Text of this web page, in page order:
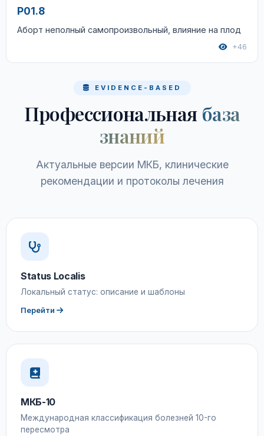
P01.8
Аборт неполный самопроизвольный, влияние на плод
+46
EVIDENCE-BASED
Профессиональная база
знаний
Актуальные версии МКБ, клинические
рекомендации и протоколы лечения
Status Localis
Локальный статус: описание и шаблоны
Перейти
МКБ-10
Международная классификация болезней 10-го
пересмотра